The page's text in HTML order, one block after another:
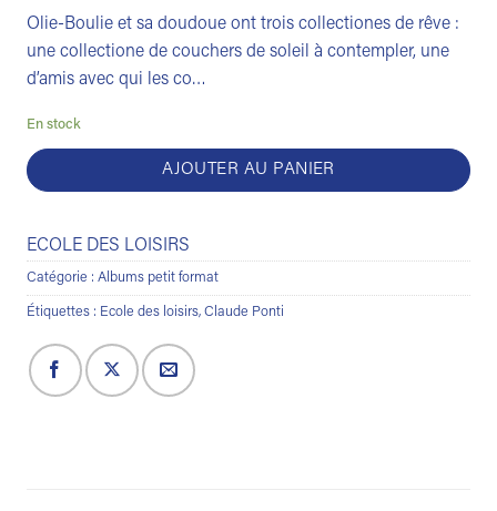
Olie-Boulie et sa doudoue ont trois collectiones de rêve :
une collectione de couchers de soleil à contempler, une
d’amis avec qui les co…
En stock
AJOUTER AU PANIER
ECOLE DES LOISIRS
Catégorie : Albums petit format
Étiquettes : Ecole des loisirs, Claude Ponti